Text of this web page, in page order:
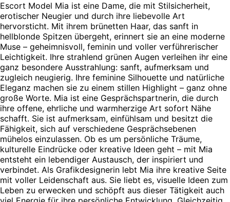
Escort Model Mia ist eine Dame, die mit Stilsicherheit,
erotischer Neugier und durch ihre liebevolle Art
hervorsticht. Mit ihrem brünetten Haar, das sanft in
hellblonde Spitzen übergeht, erinnert sie an eine moderne
Muse – geheimnisvoll, feminin und voller verführerischer
Leichtigkeit. Ihre strahlend grünen Augen verleihen ihr eine
ganz besondere Ausstrahlung: sanft, aufmerksam und
zugleich neugierig. Ihre feminine Silhouette und natürliche
Eleganz machen sie zu einem stillen Highlight – ganz ohne
große Worte. Mia ist eine Gesprächspartnerin, die durch
ihre offene, ehrliche und warmherzige Art sofort Nähe
schafft. Sie ist aufmerksam, einfühlsam und besitzt die
Fähigkeit, sich auf verschiedene Gesprächsebenen
mühelos einzulassen. Ob es um persönliche Träume,
kulturelle Eindrücke oder kreative Ideen geht – mit Mia
entsteht ein lebendiger Austausch, der inspiriert und
verbindet. Als Grafikdesignerin lebt Mia ihre kreative Seite
mit voller Leidenschaft aus. Sie liebt es, visuelle Ideen zum
Leben zu erwecken und schöpft aus dieser Tätigkeit auch